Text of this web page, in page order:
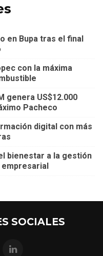
en Bupa tras el final
con la máxima
genera US$12.000
Pacheco
digital con más
bienestar a la gestión
SOCIALES